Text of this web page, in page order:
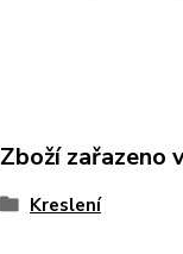
Zboží zařazeno
Kreslení